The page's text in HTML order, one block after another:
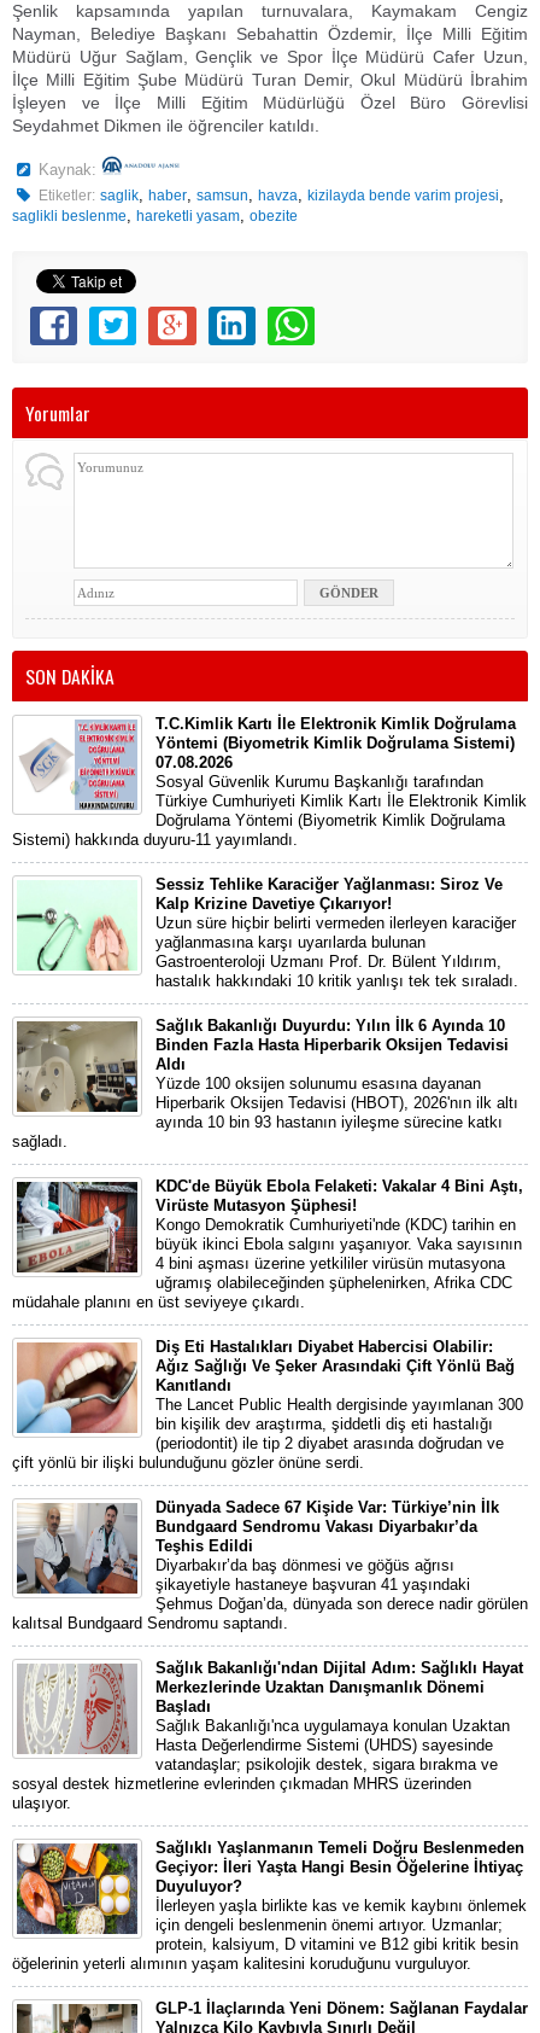
Şenlik kapsamında yapılan turnuvalara, Kaymakam Cengiz
Nayman, Belediye Başkanı Sebahattin Özdemir, İlçe Milli Eğitim
Müdürü Uğur Sağlam, Gençlik ve Spor İlçe Müdürü Cafer Uzun,
İlçe Milli Eğitim Şube Müdürü Turan Demir, Okul Müdürü İbrahim
İşleyen ve İlçe Milli Eğitim Müdürlüğü Özel Büro Görevlisi
Seydahmet Dikmen ile öğrenciler katıldı.
Kaynak:
Etiketler: saglik,haber,samsun,havza,kizilayda bende varim projesi,
saglikli beslenme, hareketli yasam, obezite
Yorumlar
SON DAKİKA
T.C.Kimlik Kartı İle Elektronik Kimlik Doğrulama
Yöntemi (Biyometrik Kimlik Doğrulama Sistemi)
07.08.2026
Sosyal Güvenlik Kurumu Başkanlığı tarafından
Türkiye Cumhuriyeti Kimlik Kartı İle Elektronik Kimlik
Doğrulama Yöntemi (Biyometrik Kimlik Doğrulama
Sistemi) hakkında duyuru-11 yayımlandı.
Sessiz Tehlike Karaciğer Yağlanması: Siroz Ve
Kalp Krizine Davetiye Çıkarıyor!
Uzun süre hiçbir belirti vermeden ilerleyen karaciğer
yağlanmasına karşı uyarılarda bulunan
Gastroenteroloji Uzmanı Prof. Dr. Bülent Yıldırım,
hastalık hakkındaki 10 kritik yanlışı tek tek sıraladı.
Sağlık Bakanlığı Duyurdu: Yılın İlk 6 Ayında 10
Binden Fazla Hasta Hiperbarik Oksijen Tedavisi
Aldı
Yüzde 100 oksijen solunumu esasına dayanan
Hiperbarik Oksijen Tedavisi (HBOT), 2026'nın ilk altı
ayında 10 bin 93 hastanın iyileşme sürecine katkı
sağladı.
KDC'de Büyük Ebola Felaketi: Vakalar 4 Bini Aştı,
Virüste Mutasyon Şüphesi!
Kongo Demokratik Cumhuriyeti'nde (KDC) tarihin en
büyük ikinci Ebola salgını yaşanıyor. Vaka sayısının
4 bini aşması üzerine yetkililer virüsün mutasyona
uğramış olabileceğinden şüphelenirken, Afrika CDC
müdahale planını en üst seviyeye çıkardı.
Diş Eti Hastalıkları Diyabet Habercisi Olabilir:
Ağız Sağlığı Ve Şeker Arasındaki Çift Yönlü Bağ
Kanıtlandı
The Lancet Public Health dergisinde yayımlanan 300
bin kişilik dev araştırma, şiddetli diş eti hastalığı
(periodontit) ile tip 2 diyabet arasında doğrudan ve
çift yönlü bir ilişki bulunduğunu gözler önüne serdi.
Dünyada Sadece 67 Kişide Var: Türkiye’nin İlk
Bundgaard Sendromu Vakası Diyarbakır’da
Teşhis Edildi
Diyarbakır’da baş dönmesi ve göğüs ağrısı
şikayetiyle hastaneye başvuran 41 yaşındaki
Şehmus Doğan’da, dünyada son derece nadir görülen
kalıtsal Bundgaard Sendromu saptandı.
Sağlık Bakanlığı'ndan Dijital Adım: Sağlıklı Hayat
Merkezlerinde Uzaktan Danışmanlık Dönemi
Başladı
Sağlık Bakanlığı'nca uygulamaya konulan Uzaktan
Hasta Değerlendirme Sistemi (UHDS) sayesinde
vatandaşlar; psikolojik destek, sigara bırakma ve
sosyal destek hizmetlerine evlerinden çıkmadan MHRS üzerinden
ulaşıyor.
Sağlıklı Yaşlanmanın Temeli Doğru Beslenmeden
Geçiyor: İleri Yaşta Hangi Besin Öğelerine İhtiyaç
Duyuluyor?
İlerleyen yaşla birlikte kas ve kemik kaybını önlemek
için dengeli beslenmenin önemi artıyor. Uzmanlar;
protein, kalsiyum, D vitamini ve B12 gibi kritik besin
öğelerinin yeterli alımının yaşam kalitesini koruduğunu vurguluyor.
GLP-1 İlaçlarında Yeni Dönem: Sağlanan Faydalar
Yalnızca Kilo Kaybıyla Sınırlı Değil